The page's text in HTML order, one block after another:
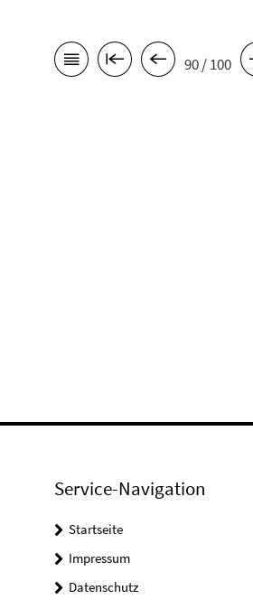
90 / 100
Service-Navigation
Startseite
Impressum
Datenschutz